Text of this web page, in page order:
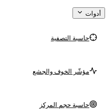
أدوات
حاسبة التصفية
مؤشّر الخوف والجشع
حاسبة حجم المركز